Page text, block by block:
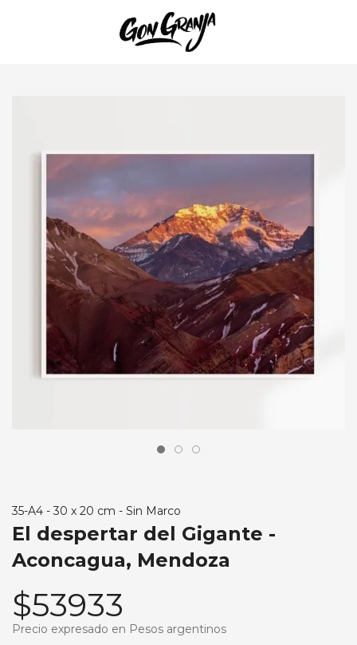
35-A4 - 30 x 20 cm - Sin Marco
El despertar del Gigante -
Aconcagua, Mendoza
$53933
Precio expresado en Pesos argentinos